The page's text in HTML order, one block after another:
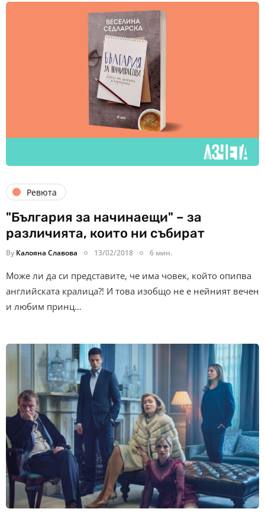
Ревюта
"България за начинаещи" – за
различията, които ни събират
By Калояна Славова 13/02/2018 6 мин.
Може ли да си представите, че има човек, който опипва
английската кралица?! И това изобщо не е нейният вечен
и любим принц…